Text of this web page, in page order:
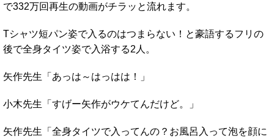
で332万回再生の動画がチラッと流れます。
Tシャツ短パン姿で入るのはつまらない！と豪語するフリの
後で全身タイツ姿で入浴する2人。
矢作先生「あっは～はっはは！」
小木先生「すげー矢作がウケてんだけど。」
矢作先生「全身タイツで入ってんの？お風呂入って泡を顔に